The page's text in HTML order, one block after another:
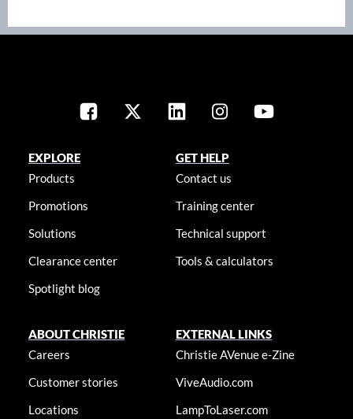
EXPLORE
Products
Promotions
Solutions
Clearance center
Spotlight blog
GET HELP
Contact us
Training center
Technical support
Tools & calculators
ABOUT CHRISTIE
Careers
Customer stories
Locations
EXTERNAL LINKS
Christie AVenue e-Zine
ViveAudio.com
LampToLaser.com